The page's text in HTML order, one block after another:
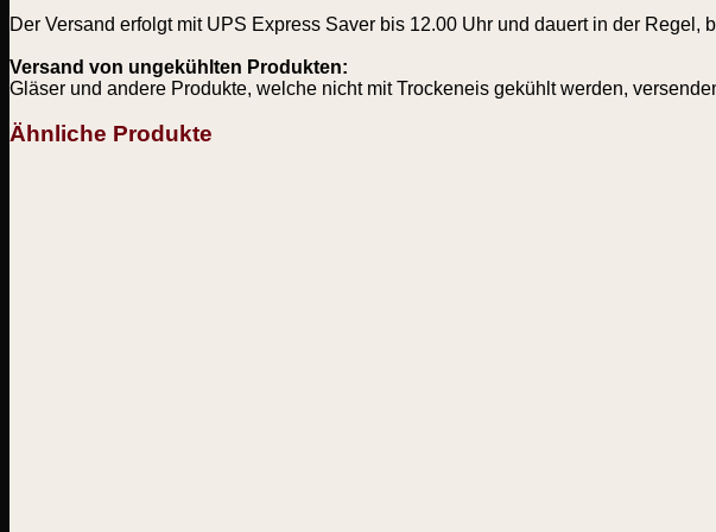
Der Versand erfolgt mit UPS Express Saver bis 12.00 Uhr und dauert in der Regel,
Versand von ungekühlten Produkten:
Gläser und andere Produkte, welche nicht mit Trockeneis gekühlt werden,
Ähnliche Produkte